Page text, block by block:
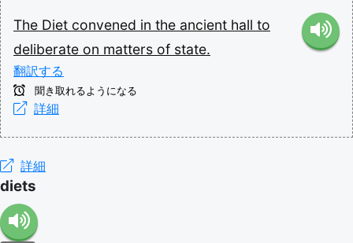
The Diet convened in the ancient hall to
deliberate on matters of state.
翻訳する
聞き取れるようになる
詳細
詳細
diets